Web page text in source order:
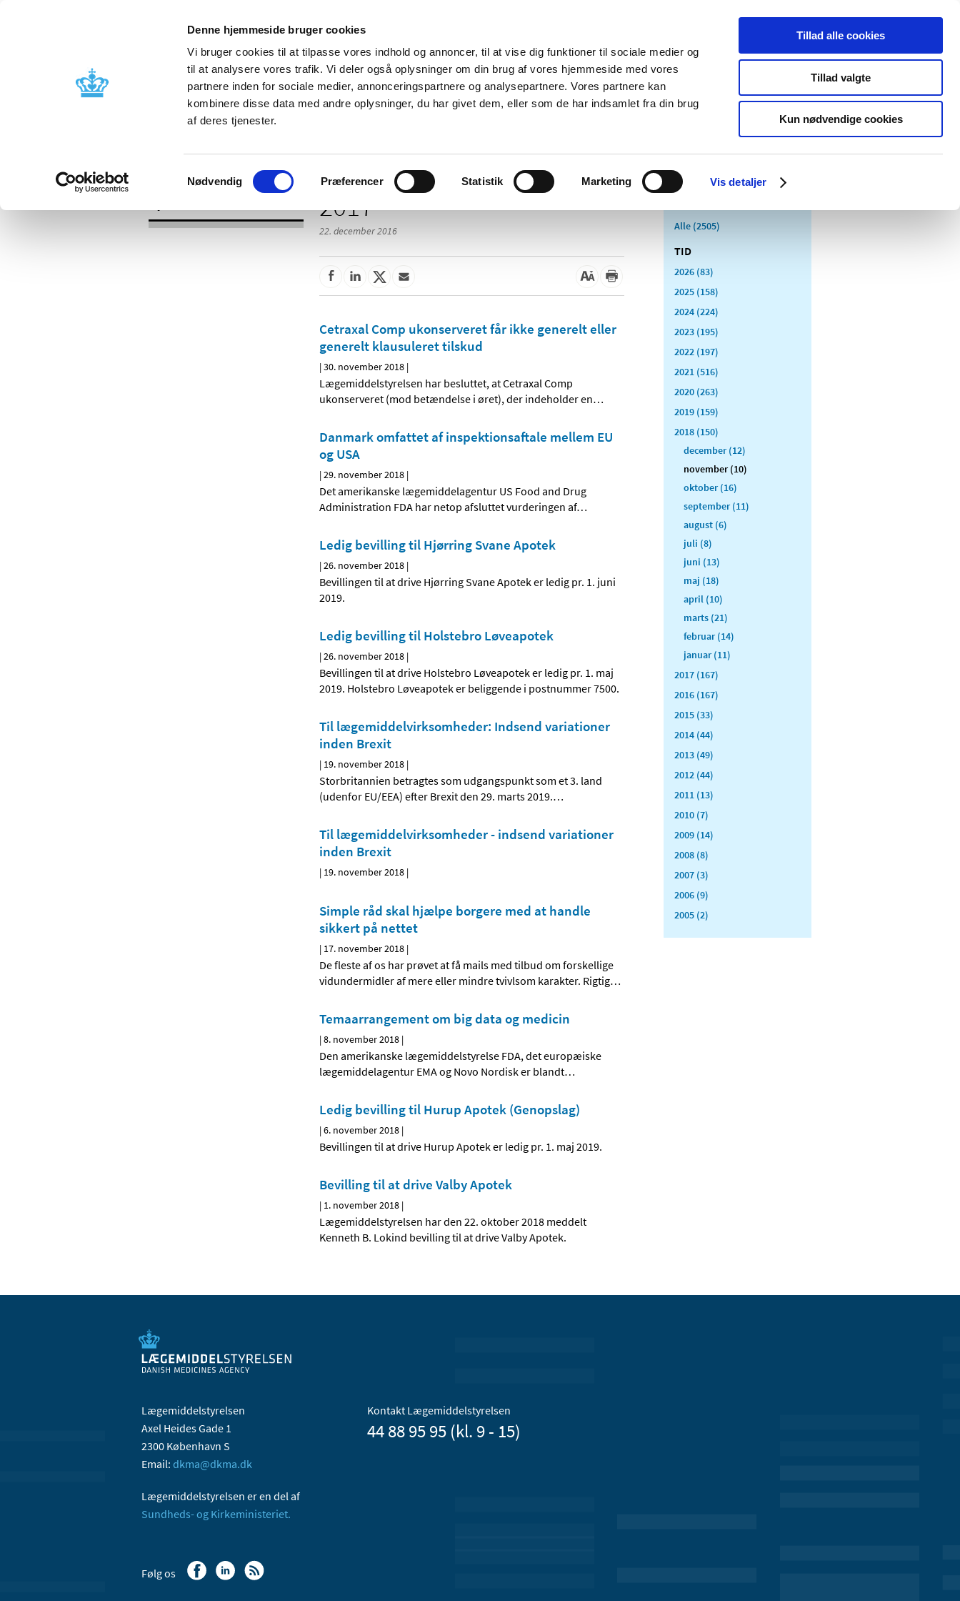
Denne hjemmeside bruger cookies
Vi bruger cookies til at tilpasse vores indhold og annoncer, til at vise dig funktioner til sociale medier og
til at analysere vores trafik. Vi deler også oplysninger om din brug af vores hjemmeside med vores
partnere inden for sociale medier, annonceringspartnere og analysepartnere. Vores partnere kan
kombinere disse data med andre oplysninger, du har givet dem, eller som de har indsamlet fra din brug
af deres tjenester.
Samtykkevalg
Nødvendig Præferencer Statistik Marketing Vis detaljer
Tillad alle cookies
Tillad valgte
Kun nødvendige cookies
Nyheder Om os Kontakt Udgivelser
Godkendelse og
Bivirkninger og
produktinformation
Tilskud og
Apoteker og salg af
Medicinsk
Særlige
produktområder
2017
22. december 2016
Cetraxal Comp ukonserveret får ikke generelt eller
generelt klausuleret tilskud
|30. november 2018 |
Lægemiddelstyrelsen har besluttet, at Cetraxal Comp
ukonserveret (mod betændelse i øret), der indeholder en…
Danmark omfattet af inspektionsaftale mellem EU
og USA
|29. november 2018 |
Det amerikanske lægemiddelagentur US Food and Drug
Administration FDA har netop afsluttet vurderingen af…
Ledig bevilling til Hjørring Svane Apotek
|26. november 2018 |
Bevillingen til at drive Hjørring Svane Apotek er ledig pr. 1. juni
2019.
Ledig bevilling til Holstebro Løveapotek
|26. november 2018 |
Bevillingen til at drive Holstebro Løveapotek er ledig pr. 1. maj
2019. Holstebro Løveapotek er beliggende i postnummer 7500.
Til lægemiddelvirksomheder: Indsend variationer
inden Brexit
| 19. november 2018 |
Storbritannien betragtes som udgangspunkt som et 3. land
(udenfor EU/EEA) efter Brexit den 29. marts 2019.…
Til lægemiddelvirksomheder - indsend variationer
inden Brexit
| 19. november 2018 |
Simple råd skal hjælpe borgere med at handle
sikkert på nettet
| 17. november 2018 |
De fleste af os har prøvet at få mails med tilbud om forskellige
vidundermidler af mere eller mindre tvivlsom karakter. Rigtig…
Temaarrangement om big data og medicin
|8. november 2018 |
Den amerikanske lægemiddelstyrelse FDA, det europæiske
lægemiddelagentur EMA og Novo Nordisk er blandt…
Ledig bevilling til Hurup Apotek (Genopslag)
|6. november 2018 |
Bevillingen til at drive Hurup Apotek er ledig pr. 1. maj 2019.
Bevilling til at drive Valby Apotek
| 1. november 2018 |
Lægemiddelstyrelsen har den 22. oktober 2018 meddelt
Kenneth B. Lokind bevilling til at drive Valby Apotek.
Alle (2505)
TID
2026 (83)
2025 (158)
2024 (224)
2023 (195)
2022 (197)
2021 (516)
2020 (263)
2019 (159)
2018 (150)
december (12)
november (10)
oktober (16)
september (11)
august (6)
juli (8)
juni (13)
maj (18)
april (10)
marts (21)
februar (14)
januar (11)
2017 (167)
2016 (167)
2015 (33)
2014 (44)
2013 (49)
2012 (44)
2011 (13)
2010 (7)
2009 (14)
2008 (8)
2007 (3)
2006 (9)
2005 (2)
Lægemiddelstyrelsen
Axel Heides Gade 1
2300 København S
Email: dkma@dkma.dk
Lægemiddelstyrelsen er en del af
Sundheds- og Kirkeministeriet.
Kontakt Lægemiddelstyrelsen
44 88 95 95 (kl. 9 - 15)
Følg os